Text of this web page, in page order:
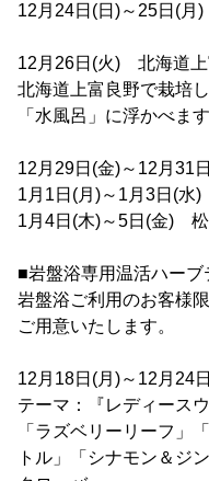
12月24日(日)～25日(
12月26日(火) 北海道上
北海道上富良野で栽培
「水風呂」に浮かべます
12月29日(金)～12月31
1月1日(月)～1月3日(
1月4日(木)～5日(金)
■岩盤浴専用温活ハーブ
岩盤浴ご利用のお客様
ご用意いたします。
12月18日(月)～12月24
テーマ：『レディースウ
「ラズベリーリーフ」
トル」「シナモン＆ジ